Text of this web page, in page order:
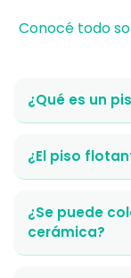
Conocé todo
¿Qué es un
¿El piso
¿Se puede
cerámica?